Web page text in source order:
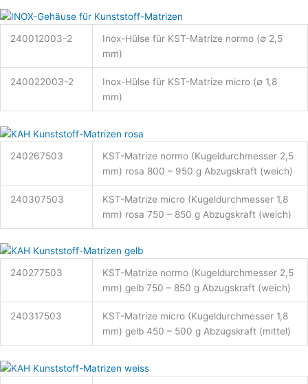
240012003-2
Inox-Hülse für KST-Matrize normo (∅ 2,5
mm)
240022003-2
Inox-Hülse für KST-Matrize micro (∅ 1,8
mm)
240267503
KST-Matrize normo (Kugeldurchmesser 2,5
mm) rosa 800 – 950 g Abzugskraft (weich)
240307503
KST-Matrize micro (Kugeldurchmesser 1,8
mm) rosa 750 – 850 g Abzugskraft (weich)
240277503
KST-Matrize normo (Kugeldurchmesser 2,5
mm) gelb 750 – 850 g Abzugskraft (weich)
240317503
KST-Matrize micro (Kugeldurchmesser 1,8
mm) gelb 450 – 500 g Abzugskraft (mittel)